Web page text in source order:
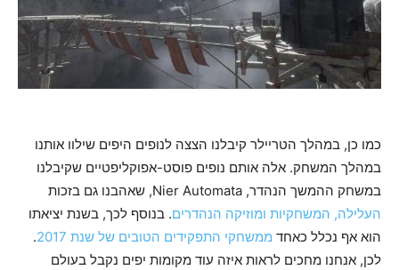
כמו כן, במהלך הטריילר קיבלנו הצצה לנופים היפים שילוו אותנו
במהלך המשחק. אלה אותם נופים פוסט-אפוקליפטיים שקיבלנו
במשחק ההמשך הנהדר, Nier Automata, שאהבנו גם בזכות
העלילה, המשחקיות ומוזיקה הנהדרים. בנוסף לכך, בשנת יציאתו
הוא אף נכלל כאחד ממשחקי התפקידים הטובים של שנת 2017
.
לכן, אנחנו מחכים לראות איזה עוד מקומות יפים נקבל בעולם